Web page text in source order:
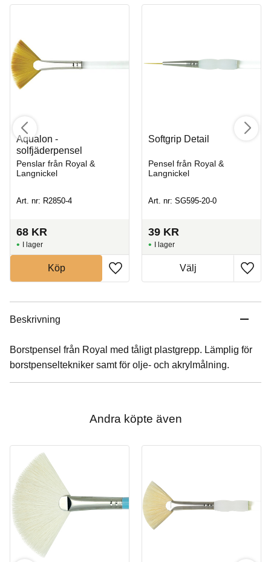
Aqualon -
solfjäderpensel
Penslar från Royal &
Langnickel
Art. nr: R2850-4
68 KR
I lager
Köp
Softgrip Detail
Pensel från Royal &
Langnickel
Art. nr: SG595-20-0
39 KR
I lager
Beskrivning
Borstpensel från Royal med tåligt plastgrepp. Lämplig för
borstpenseltekniker samt för olje- och akrylmålning.
Andra köpte även